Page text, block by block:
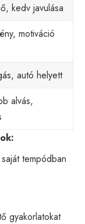
kedv javulása
motiváció
autó helyett
alvás,
tempódban
gyakorlatokat